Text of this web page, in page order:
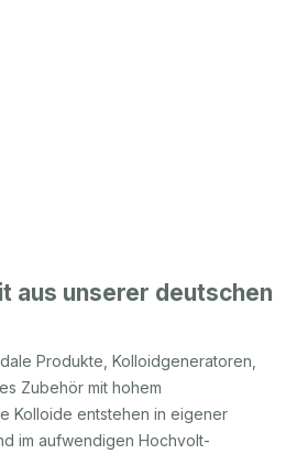
aus unserer deutschen
Produkte, Kolloidgeneratoren,
Zubehör mit hohem
Kolloide entstehen in eigener
im aufwendigen Hochvolt-